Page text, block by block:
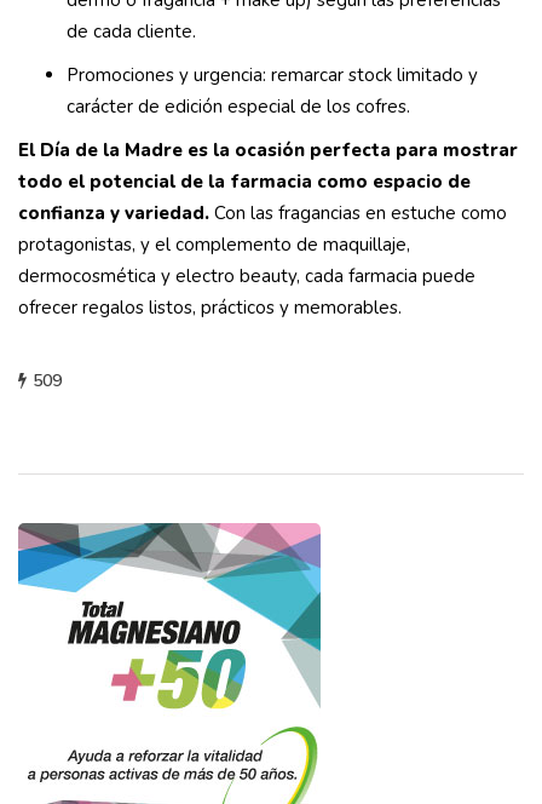
de cada cliente.
Promociones y urgencia: remarcar stock limitado y
carácter de edición especial de los cofres.
El Día de la Madre es la ocasión perfecta para mostrar
todo el potencial de la farmacia como espacio de
confianza y variedad. Con las fragancias en estuche como
protagonistas, y el complemento de maquillaje,
dermocosmética y electro beauty, cada farmacia puede
ofrecer regalos listos, prácticos y memorables.
509